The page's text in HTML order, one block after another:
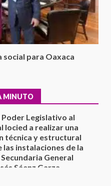
social para Oaxaca
MINUTO
de Santiago
Jesús Romero
Legislativo al
Iocied a realizar una
General
Sáenz Garza
justicia social para
Oaxaca